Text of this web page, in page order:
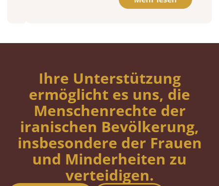
Ihre Unterstützung
ermöglicht es uns, die
Menschenrechte der
iranischen Bevölkerung,
insbesondere der Frauen
und Minderheiten zu
verteidigen.